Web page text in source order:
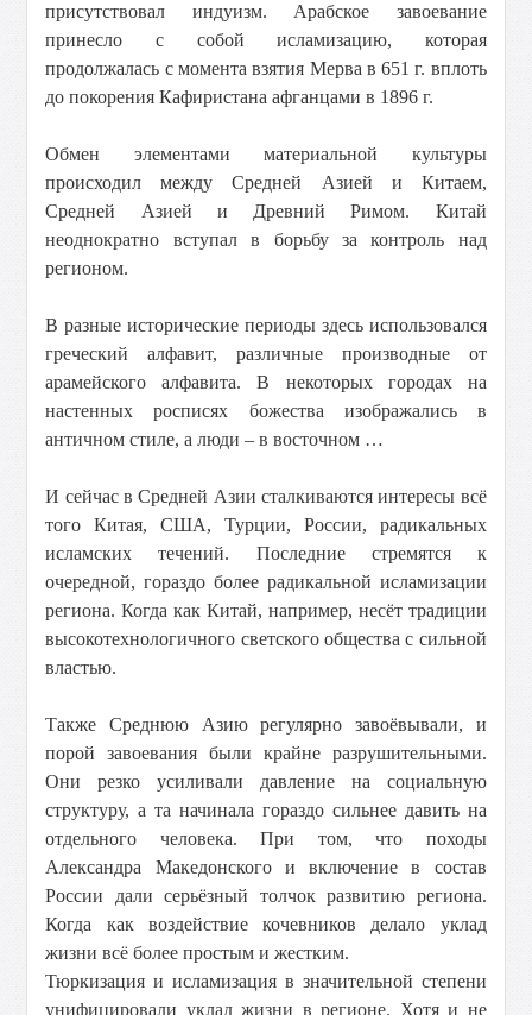
присутствовал индуизм. Арабское завоевание
принесло с собой исламизацию, которая
продолжалась с момента взятия Мерва в 651 г. вплоть
до покорения Кафиристана афганцами в 1896 г.
Обмен элементами материальной культуры
происходил между Средней Азией и Китаем,
Средней Азией и Древний Римом. Китай
неоднократно вступал в борьбу за контроль над
регионом.
В разные исторические периоды здесь использовался
греческий алфавит, различные производные от
арамейского алфавита. В некоторых городах на
настенных росписях божества изображались в
античном стиле, а люди – в восточном …
И сейчас в Средней Азии сталкиваются интересы всё
того Китая, США, Турции, России, радикальных
исламских течений. Последние стремятся к
очередной, гораздо более радикальной исламизации
региона. Когда как Китай, например, несёт традиции
высокотехнологичного светского общества с сильной
властью.
Также Среднюю Азию регулярно завоёвывали, и
порой завоевания были крайне разрушительными.
Они резко усиливали давление на социальную
структуру, а та начинала гораздо сильнее давить на
отдельного человека. При том, что походы
Александра Македонского и включение в состав
России дали серьёзный толчок развитию региона.
Когда как воздействие кочевников делало уклад
жизни всё более простым и жестким.
Тюркизация и исламизация в значительной степени
унифицировали уклад жизни в регионе. Хотя и не